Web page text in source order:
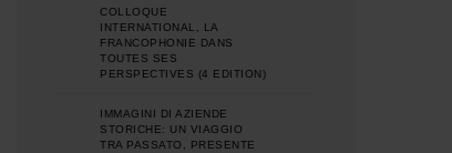
COLLOQUE
INTERNATIONAL, LA
FRANCOPHONIE DANS
TOUTES SES
PERSPECTIVES (4 EDITION)
IMMAGINI DI AZIENDE
STORICHE: UN VIAGGIO
TRA PASSATO, PRESENTE